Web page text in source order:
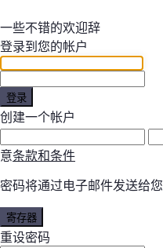
一些不错的欢迎辞
登录到您的帐户
登录
创建一个帐户
意条款和条件
密码将通过电子邮件发送给您
寄存器
重设密码